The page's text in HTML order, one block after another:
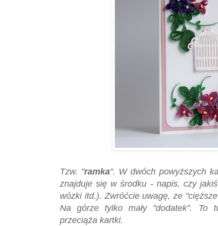
Tzw. "ramka". W dwóch powyższych
znajduje się w środku - napis, czy
wózki itd.). Zwróćcie uwagę, ze
Na górze tylko mały "dodatek". To
przeciąża kartki.